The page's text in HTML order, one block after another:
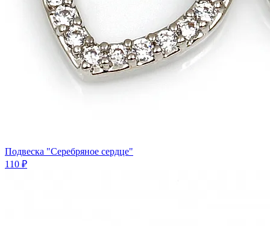
Подвеска "Серебряное сердце"
110 ₽